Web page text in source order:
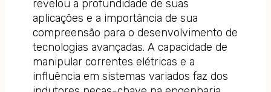
revelou a profundidade de suas
aplicações e a importância de sua
compreensão para o desenvolvimento de
tecnologias avançadas. A capacidade de
manipular correntes elétricas e a
influência em sistemas variados faz dos